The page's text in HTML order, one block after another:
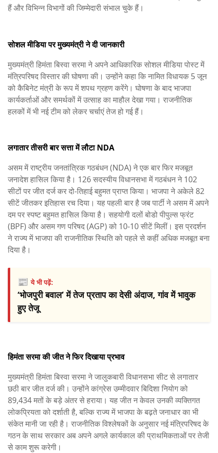
हैं और विभिन्न विभागों की जिम्मेदारी संभाल चुके हैं।
सोशल मीडिया पर मुख्यमंत्री ने दी जानकारी
मुख्यमंत्री हिमंता बिस्वा सरमा ने अपने आधिकारिक सोशल मीडिया पोस्ट में
मंत्रिपरिषद विस्तार की घोषणा की। उन्होंने कहा कि नामित विधायक 5 जून
को कैबिनेट मंत्री के रूप में शपथ ग्रहण करेंगे। घोषणा के बाद भाजपा
कार्यकर्ताओं और समर्थकों में उत्साह का माहौल देखा गया। राजनीतिक
हलकों में भी नई टीम को लेकर चर्चाएं तेज हो गई हैं।
लगातार तीसरी बार सत्ता में लौटा NDA
असम में राष्ट्रीय जनतांत्रिक गठबंधन (NDA) ने एक बार फिर मजबूत
जनादेश हासिल किया है। 126 सदस्यीय विधानसभा में गठबंधन ने 102
सीटों पर जीत दर्ज कर दो-तिहाई बहुमत प्राप्त किया। भाजपा ने अकेले 82
सीटें जीतकर इतिहास रच दिया। यह पहली बार है जब पार्टी ने असम में अपने
दम पर स्पष्ट बहुमत हासिल किया है। सहयोगी दलों बोडो पीपुल्स फ्रंट
(BPF) और असम गण परिषद (AGP) को 10-10 सीटें मिलीं। इस प्रदर्शन
ने राज्य में भाजपा की राजनीतिक स्थिति को पहले से कहीं अधिक मजबूत बना
दिया है।
📰ये भी पढ़ें:
‘भोजपुरी बवाल’ में तेज प्रताप का देसी अंदाज, गांव में भावुक
हुए तेजू
हिमंता सरमा की जीत ने फिर दिखाया प्रभाव
मुख्यमंत्री हिमंता बिस्वा सरमा ने जालुकबारी विधानसभा सीट से लगातार
छठी बार जीत दर्ज की। उन्होंने कांग्रेस उम्मीदवार बिदिशा नियोग को
89,434 मतों के बड़े अंतर से हराया। यह जीत न केवल उनकी व्यक्तिगत
लोकप्रियता को दर्शाती है, बल्कि राज्य में भाजपा के बढ़ते जनाधार का भी
संकेत मानी जा रही है। राजनीतिक विश्लेषकों के अनुसार नई मंत्रिपरिषद के
गठन के साथ सरकार अब अपने अगले कार्यकाल की प्राथमिकताओं पर तेजी
से काम शुरू करेगी।